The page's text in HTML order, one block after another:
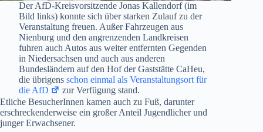
Der AfD-Kreisvorsitzende Jonas Kallendorf (im
Bild links) konnte sich über starken Zulauf zu der
Veranstaltung freuen. Außer Fahrzeugen aus
Nienburg und den angrenzenden Landkreisen
fuhren auch Autos aus weiter entfernten Gegenden
in Niedersachsen und auch aus anderen
Bundesländern auf den Hof der Gaststätte CaHeu,
die übrigens schon einmal als Veranstaltungsort für
die AfD
zur Verfügung stand.
Etliche BesucherInnen kamen auch zu Fuß, darunter
erschreckenderweise ein großer Anteil Jugendlicher und
junger Erwachsener.